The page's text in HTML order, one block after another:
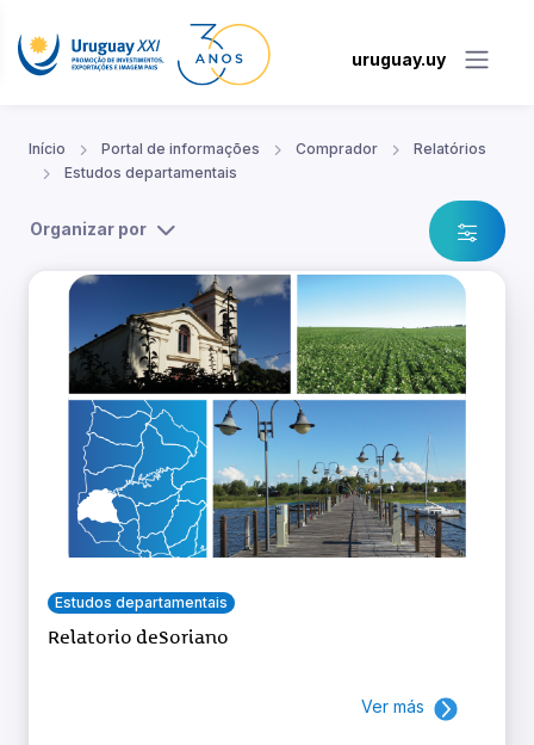
uruguay.uy
Início Portal de informações Comprador
Relatórios
Estudos departamentais
Organizar por
Estudos departamentais
Relatorio deSoriano
Ver más